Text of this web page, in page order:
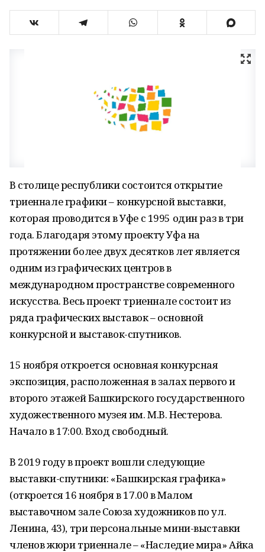
В столице республики состоится открытие
триеннале графики – конкурсной выставки,
которая проводится в Уфе с 1995 один раз в три
года. Благодаря этому проекту Уфа на
протяжении более двух десятков лет является
одним из графических центров в
международном пространстве современного
искусства. Весь проект триеннале состоит из
ряда графических выставок – основной
конкурсной и выставок-спутников.
15 ноября откроется основная конкурсная
экспозиция, расположенная в залах первого и
второго этажей Башкирского государственного
художественного музея им. М.В. Нестерова.
Начало в 17:00. Вход свободный.
В 2019 году в проект вошли следующие
выставки-спутники: «Башкирская графика»
(откроется 16 ноября в 17.00 в Малом
выставочном зале Союза художников по ул.
Ленина, 43), три персональные мини-выставки
членов жюри триеннале – «Наследие мира» Айка